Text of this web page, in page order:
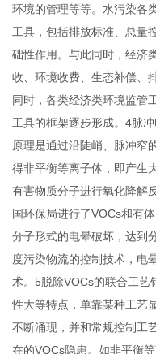
环境的管理等等。水污染各
工具，包括排放标准、总量
础性作用。与此同时，经济
收、环境收费、生态补偿、
同时，各类经济类环境监管
工具的框架逐步形成。4脉
原理是通过沿陡峭、脉冲窄
得非平衡等离子体，即产生
有害物质分子进行氧化降解
国环保局进行了VOCs和有
分子形式的电晕破坏，达到
度污染物流的控制技术，电
术。5脱除VOCs的联合工艺
性大等特点，单靠某种工艺
不断涌现，并和常规控制工
在的VOCs隐患。如非平衡